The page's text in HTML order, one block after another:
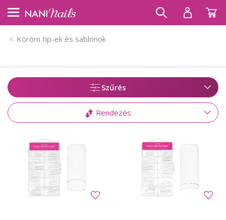
Köröm tip-ek és sablonok
Szűrés
Rendezés